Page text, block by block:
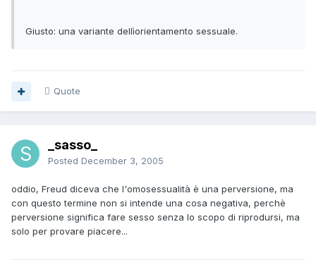
Giusto: una variante dellìorientamento sessuale.
Quote
_sasso_
Posted December 3, 2005
oddio, Freud diceva che l'omosessualità è una perversione, ma
con questo termine non si intende una cosa negativa, perchè
perversione significa fare sesso senza lo scopo di riprodursi, ma
solo per provare piacere...